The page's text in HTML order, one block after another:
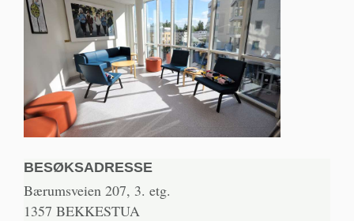
BESØKSADRESSE
Bærumsveien 207, 3. etg.
1357 BEKKESTUA